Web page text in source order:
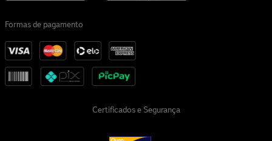
Formas de pagamento
Certificados e Segurança